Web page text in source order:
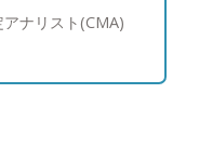
す。 【資産運
富裕層の皆様
値動きが安定的な
キャピタルゲイ
ナリスト(CMA)